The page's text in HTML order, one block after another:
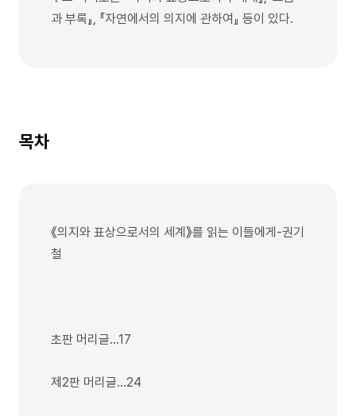
과 부록』, 『자연에서의 의지에 관하여』 등이 있다.
목차
《의지와 표상으로서의 세계》를 읽는 이들에게-권기
철
초판 머리글…17
제2판 머리글…24